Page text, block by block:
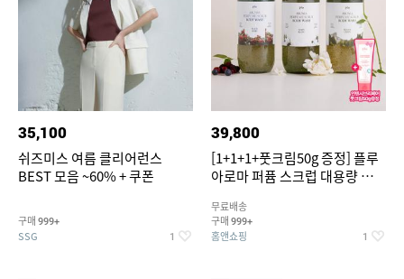
35,100
쉬즈미스 여름 클리어런스
BEST 모음 ~60% + 쿠폰
구매 999+
SSG 1
39,800
[1+1+1+풋크림50g 증정] 플루
아로마 퍼퓸 스크럽 대용량 바디
무료배송
구매 999+
홈앤쇼핑 1